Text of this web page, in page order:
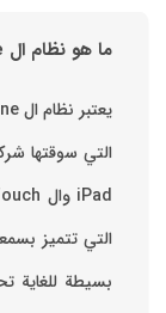
ما هو نظام ال iPhone
بسيطة للغاية